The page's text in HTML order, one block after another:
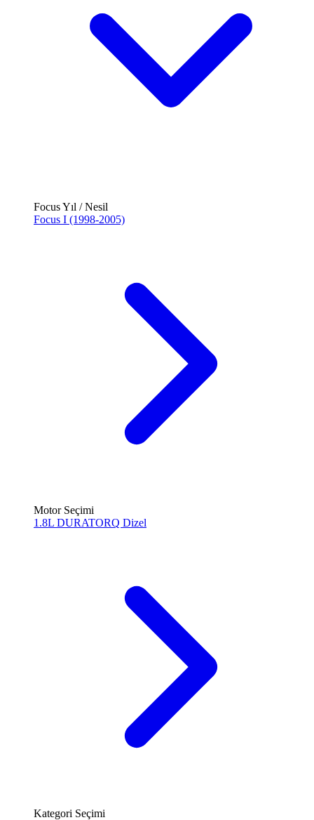
Focus Yıl / Nesil
Focus I (1998-2005)
Motor Seçimi
1.8L DURATORQ Dizel
Kategori Seçimi